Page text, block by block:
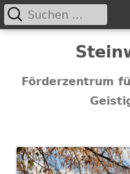
InhaltFörderzentrum
Primäres